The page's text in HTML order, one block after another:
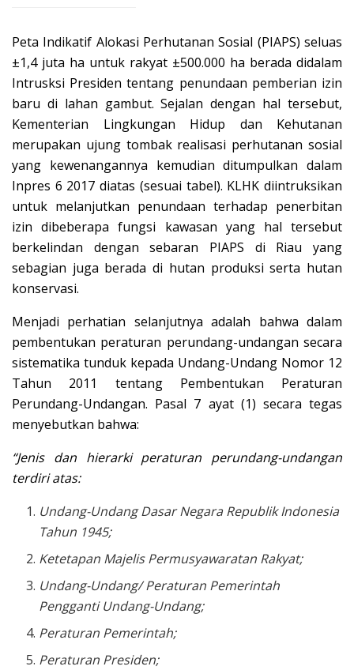
Peta Indikatif Alokasi Perhutanan Sosial (PIAPS) seluas
±1,4 juta ha untuk rakyat ±500.000 ha berada didalam
Intrusksi Presiden tentang penundaan pemberian izin
baru di lahan gambut. Sejalan dengan hal tersebut,
Kementerian Lingkungan Hidup dan Kehutanan
merupakan ujung tombak realisasi perhutanan sosial
yang kewenangannya kemudian ditumpulkan dalam
Inpres 6 2017 diatas (sesuai tabel). KLHK diintruksikan
untuk melanjutkan penundaan terhadap penerbitan
izin dibeberapa fungsi kawasan yang hal tersebut
berkelindan dengan sebaran PIAPS di Riau yang
sebagian juga berada di hutan produksi serta hutan
konservasi.
Menjadi perhatian selanjutnya adalah bahwa dalam
pembentukan peraturan perundang-undangan secara
sistematika tunduk kepada Undang-Undang Nomor 12
Tahun 2011 tentang Pembentukan Peraturan
Perundang-Undangan. Pasal 7 ayat (1) secara tegas
menyebutkan bahwa:
“Jenis dan hierarki peraturan perundang-undangan
terdiri atas:
Undang-Undang Dasar Negara Republik Indonesia
Tahun 1945;
Ketetapan Majelis Permusyawaratan Rakyat;
Undang-Undang/ Peraturan Pemerintah
Pengganti Undang-Undang;
Peraturan Pemerintah;
Peraturan Presiden;